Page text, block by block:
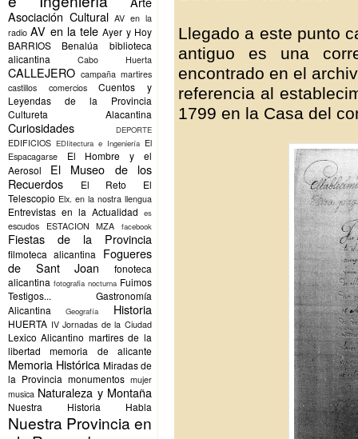
Asociación Cultural AV en la
radio AV en la tele Ayer y Hoy
BARRIOS
Benalúa
biblioteca
alicantina
Cabo Huerta
CALLEJERO campaña martires
castillos
comercios
Cuentos y
Leyendas de la Provincia
Cultureta Alacantina
Curiosidades DEPORTE
EDIFICIOS EDIitectura e Ingeniería El
Espacagarse
El Hombre y el
Aerosol
El Museo de los
Recuerdos
El Reto
El
Telescopio Elx. en la nostra llengua
Entrevistas en la Actualidad es
escudos ESTACION MZA facebook
Fiestas de la Provincia
filmoteca alicantina
Fogueres
de Sant Joan
fonoteca
alicantina fotografia nocturna Fuimos
Testigos...
Gastronomía
Alicantina
Geografía Historia
HUERTA IV Jornadas de la Ciudad
Lexico Alicantino martires de la
libertad
memoria de alicante
Memoria Histórica Miradas de
la Provincia monumentos mujer
musica Naturaleza y Montaña
Nuestra Historia Habla
Nuestra Provincia en
Llegado a este punto
antiguo es una
encontrado en el
referencia al
1799 en la Casa del